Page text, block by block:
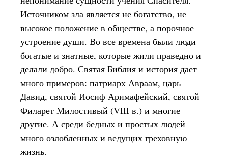
Источником зла является не богатство, не
высокое положение в обществе, а порочное
устроение души. Во все времена были люди
богатые и знатные, которые жили праведно и
делали добро. Святая Библия и история дает
много примеров: патриарх Авраам, царь
Давид, святой Иосиф Аримафейский, святой
Филарет Милостивый (VIII в.) и многие
другие. А среди бедных и простых людей
много озлобленных и ведущих греховную
жизнь.